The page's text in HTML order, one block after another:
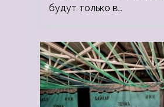
будут только в…